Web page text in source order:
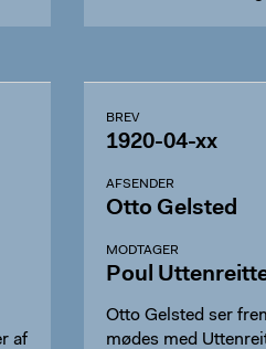
af
BREV
1920-04-xx
AFSENDER
Otto Gelsted
MODTAGER
Poul
Otto Gelsted ser
mødes med